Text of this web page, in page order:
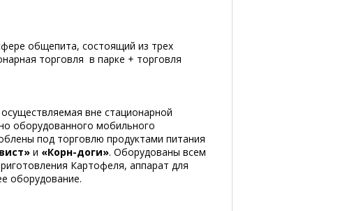
общепита, состоящий из трех
торговля в парке + торговля
вне стационарной
оборудованного мобильного
под торговлю продуктами питания
и «Корн-доги». Оборудованы всем
Картофеля, аппарат для
оборудование.